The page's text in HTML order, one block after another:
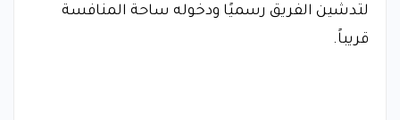
لتدشين الفريق رسميًا ودخوله ساحة المنافسة
قريباً.